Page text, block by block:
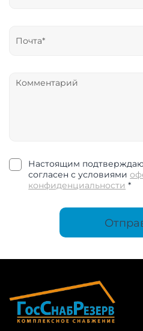
Настоящим
согласен с условиями
конфиденциальности *